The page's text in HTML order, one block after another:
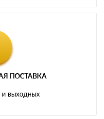
ПОСТАВКА
и выходных